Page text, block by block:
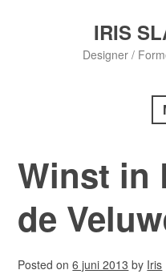
IRIS
Designer /
Winst in
de
Posted on6 juni 2013 by Iris